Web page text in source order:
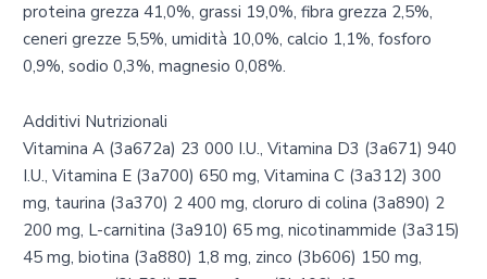
proteina grezza 41,0%, grassi 19,0%, fibra grezza 2,5%,
ceneri grezze 5,5%, umidità 10,0%, calcio 1,1%, fosforo
0,9%, sodio 0,3%, magnesio 0,08%.
Additivi Nutrizionali
Vitamina A (3a672a) 23 000 I.U., Vitamina D3 (3a671) 940
I.U., Vitamina E (3a700) 650 mg, Vitamina C (3a312) 300
mg, taurina (3a370) 2 400 mg, cloruro di colina (3a890) 2
200 mg, L-carnitina (3a910) 65 mg, nicotinammide (3a315)
45 mg, biotina (3a880) 1,8 mg, zinco (3b606) 150 mg,